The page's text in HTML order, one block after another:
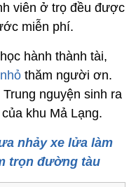
viên ở trọ đều được
miễn phí.
hành thành tài,
thăm người ơn.
nguyện sinh ra
khu Mả Lạng.
nhảy xe lửa làm
trọn đường tàu